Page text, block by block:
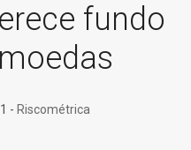
fundo
Riscométrica